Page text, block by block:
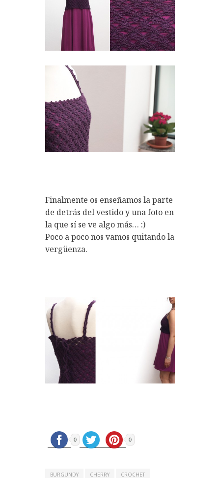
Finalmente os enseñamos la parte
de detrás del vestido y una foto en
la que sí se ve algo más… :)
Poco a poco nos vamos quitando la
vergüenza.
0 0
BURGUNDY CHERRY CROCHET